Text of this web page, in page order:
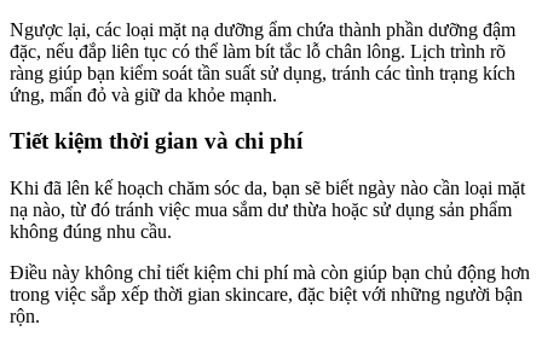
Ngược lại, các loại mặt nạ dưỡng ẩm chứa thành phần dưỡng đậm
đặc, nếu đắp liên tục có thể làm bít tắc lỗ chân lông. Lịch trình rõ
ràng giúp bạn kiểm soát tần suất sử dụng, tránh các tình trạng kích
ứng, mẩn đỏ và giữ da khỏe mạnh.
Tiết kiệm thời gian và chi phí
Khi đã lên kế hoạch chăm sóc da, bạn sẽ biết ngày nào cần loại mặt
nạ nào, từ đó tránh việc mua sắm dư thừa hoặc sử dụng sản phẩm
không đúng nhu cầu.
Điều này không chỉ tiết kiệm chi phí mà còn giúp bạn chủ động hơn
trong việc sắp xếp thời gian skincare, đặc biệt với những người bận
rộn.